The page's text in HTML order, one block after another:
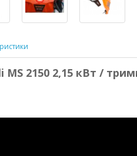
MS 2150 2,15 кВт /